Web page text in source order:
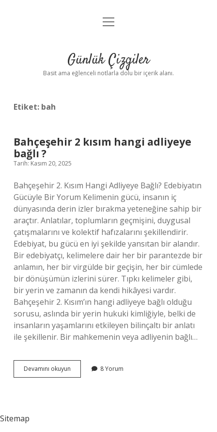
Anasayfa
Yasal Uyarı
menüyü
Günlük Çizgiler
Basit ama eğlenceli notlarla dolu bir içerik alanı.
Etiket: bah
Bahçeşehir 2 kısım hangi adliyeye
bağlı ?
Tarih: Kasım 20, 2025
Bahçeşehir 2. Kısım Hangi Adliyeye Bağlı? Edebiyatın
Gücüyle Bir Yorum Kelimenin gücü, insanın iç
dünyasında derin izler bırakma yeteneğine sahip bir
araçtır. Anlatılar, toplumların geçmişini, duygusal
çatışmalarını ve kolektif hafızalarını şekillendirir.
Edebiyat, bu gücü en iyi şekilde yansıtan bir alandır.
Bir edebiyatçı, kelimelere dair her bir parantezde bir
anlamın, her bir virgülde bir geçişin, her bir cümlede
bir dönüşümün izlerini sürer. Tıpkı kelimeler gibi,
bir yerin ve zamanın da kendi hikâyesi vardır.
Bahçeşehir 2. Kısım’ın hangi adliyeye bağlı olduğu
sorusu, aslında bir yerin hukuki kimliğiyle, belki de
insanların yaşamlarını etkileyen bilinçaltı bir anlatı
ile şekillenir. Bir mahkemenin veya adliyenin bağlı…
Devamını okuyun Bahçeşehir
2
8 Yorum
Sitemap